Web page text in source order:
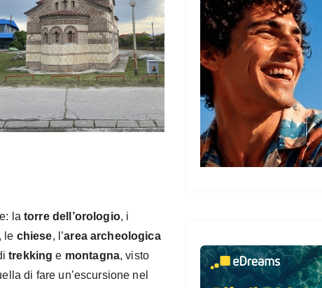
latorre dell’orologio, i
le chiese, l’area archeologica
trekking e montagna, visto
di fare un’escursione nel